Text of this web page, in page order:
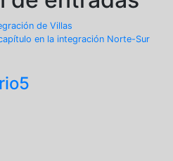
de Villas
en la integración Norte-Sur